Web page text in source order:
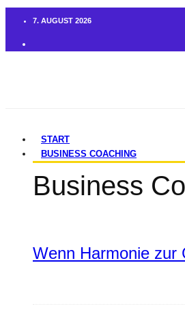
7. AUGUST 2026
START
BUSINESS COACHING
Business
Wenn Harmonie zur